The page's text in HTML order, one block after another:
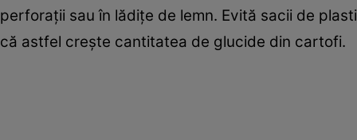
perforaţii sau în lădiţe de lemn. Evită sacii de
că astfel creşte cantitatea de glucide din cartofi.